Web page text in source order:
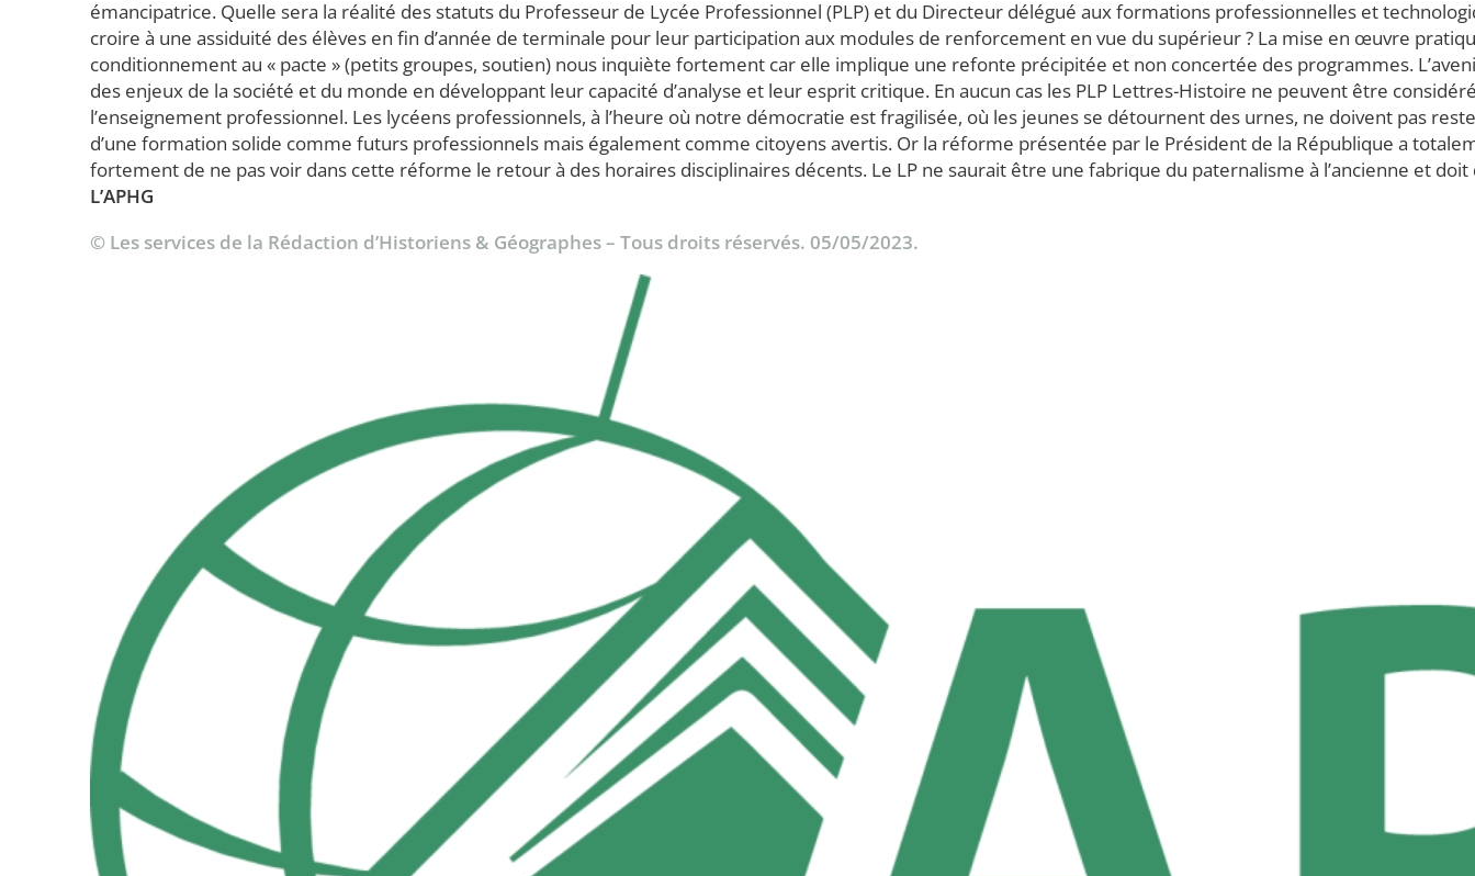
émancipatrice. Quelle sera la réalité des statuts du Professeur de Lycée Professionnel (PLP) et du Directeur délégué aux formations professionnelles et
croire à une assiduité des élèves en fin d’année de terminale pour leur participation aux modules de renforcement en vue du supérieur ? La mise en œuvre
conditionnement au « pacte » (petits groupes, soutien) nous inquiète fortement car elle implique une refonte précipitée et non concertée des programmes.
des enjeux de la société et du monde en développant leur capacité d’analyse et leur esprit critique. En aucun cas les PLP Lettres-Histoire ne peuvent être
l’enseignement professionnel. Les lycéens professionnels, à l’heure où notre démocratie est fragilisée, où les jeunes se détournent des urnes, ne doivent pas
d’une formation solide comme futurs professionnels mais également comme citoyens avertis. Or la réforme présentée par le Président de la République a
fortement de ne pas voir dans cette réforme le retour à des horaires disciplinaires décents. Le LP ne saurait être une fabrique du paternalisme à l’ancienne et
L’APHG
© Les services de la Rédaction d’Historiens & Géographes – Tous droits réservés. 05/05/2023.